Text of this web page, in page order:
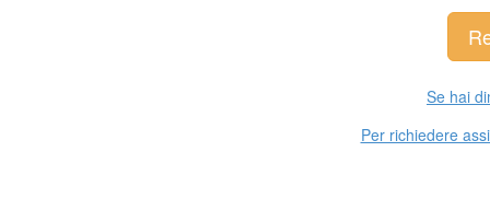
Se hai
Per richiedere